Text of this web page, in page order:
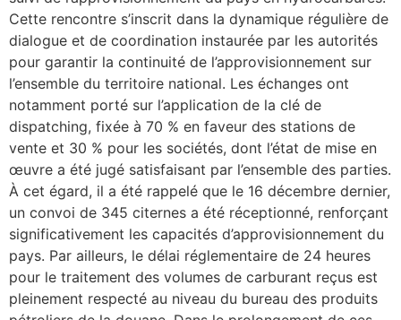
Cette rencontre s’inscrit dans la dynamique régulière de
dialogue et de coordination instaurée par les autorités
pour garantir la continuité de l’approvisionnement sur
l’ensemble du territoire national. Les échanges ont
notamment porté sur l’application de la clé de
dispatching, fixée à 70 % en faveur des stations de
vente et 30 % pour les sociétés, dont l’état de mise en
œuvre a été jugé satisfaisant par l’ensemble des parties.
À cet égard, il a été rappelé que le 16 décembre dernier,
un convoi de 345 citernes a été réceptionné, renforçant
significativement les capacités d’approvisionnement du
pays. Par ailleurs, le délai réglementaire de 24 heures
pour le traitement des volumes de carburant reçus est
pleinement respecté au niveau du bureau des produits